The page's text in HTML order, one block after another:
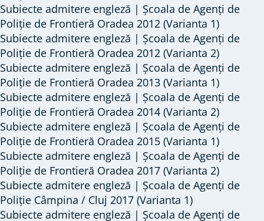
Subiecte admitere engleză | Școala de Agenți de
Poliție de Frontieră Oradea 2012 (Varianta 1)
Subiecte admitere engleză | Școala de Agenți de
Poliție de Frontieră Oradea 2012 (Varianta 2)
Subiecte admitere engleză | Școala de Agenți de
Poliție de Frontieră Oradea 2013 (Varianta 1)
Subiecte admitere engleză | Școala de Agenți de
Poliție de Frontieră Oradea 2014 (Varianta 2)
Subiecte admitere engleză | Școala de Agenți de
Poliție de Frontieră Oradea 2015 (Varianta 1)
Subiecte admitere engleză | Școala de Agenți de
Poliție de Frontieră Oradea 2017 (Varianta 2)
Subiecte admitere engleză | Școala de Agenți de
Poliție Câmpina / Cluj 2017 (Varianta 1)
Subiecte admitere engleză | Școala de Agenți de